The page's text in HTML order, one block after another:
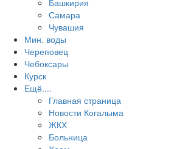
Башкирия
Самара
Чувашия
Мин. воды
Череповец
Чебоксары
Курск
Ещё....
Главная страница
Новости Когалыма
ЖКХ
Больница